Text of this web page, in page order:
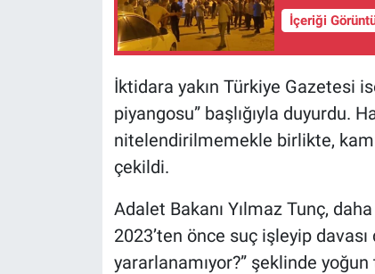
İçeriği
İktidara yakın Türkiye Gazetesi
piyangosu” başlığıyla duyurdu.
nitelendirilmemekle birlikte,
çekildi.
Adalet Bakanı Yılmaz Tunç,
2023’ten önce suç işleyip
yararlanamıyor?” şeklinde